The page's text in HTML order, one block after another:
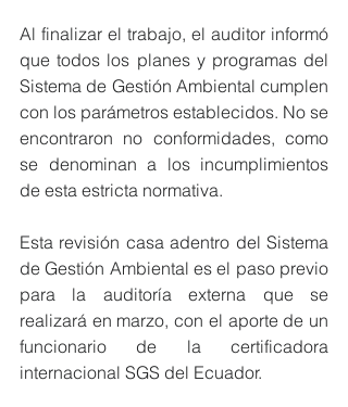
Al finalizar el trabajo, el auditor informó
que todos los planes y programas del
Sistema de Gestión Ambiental cumplen
con los parámetros establecidos. No se
encontraron no conformidades, como
se denominan a los incumplimientos
de esta estricta normativa.
Esta revisión casa adentro del Sistema
de Gestión Ambiental es el paso previo
para la auditoría externa que se
realizará en marzo, con el aporte de un
funcionario de la certificadora
internacional SGS del Ecuador.